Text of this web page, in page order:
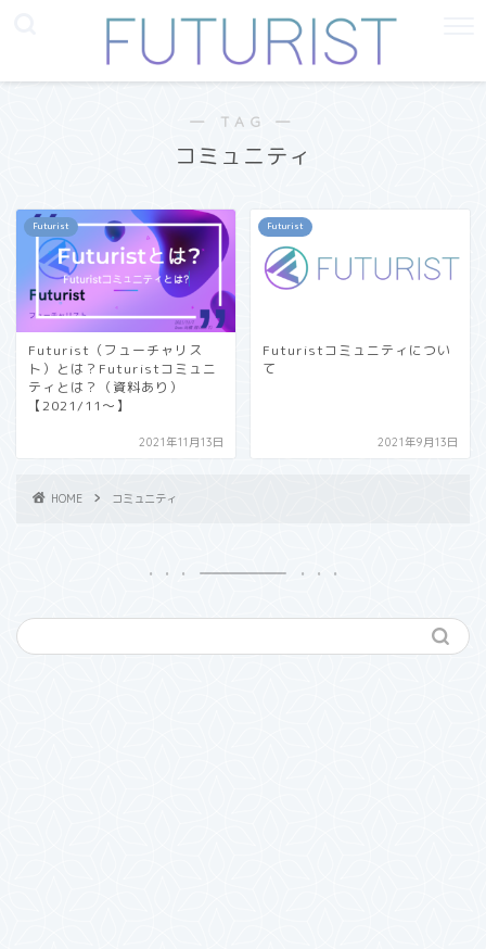
― TAG ―
コミュニティ
Futurist
Futurist（フューチャリス
ト）とは？Futuristコミュニ
ティとは？（資料あり）
【2021/11〜】
2021年11月13日
Futurist
Futuristコミュニティについ
て
2021年9月13日
HOME コミュニティ